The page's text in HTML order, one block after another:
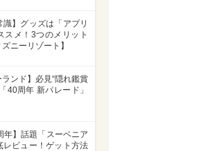
識】グッズは「アプリ
スメ！3つのメリット
ニーリゾート】
ランド】必見“隠れ鑑賞
40周年 新パレード」
年】話題「スーベニア
レビュー！ゲット方法